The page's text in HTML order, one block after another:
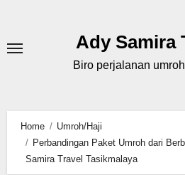
content
Ady Samira
Biro perjalanan
Home
Umroh/Haji
Perbandingan Paket Umroh dari
Samira Travel Tasikmalaya